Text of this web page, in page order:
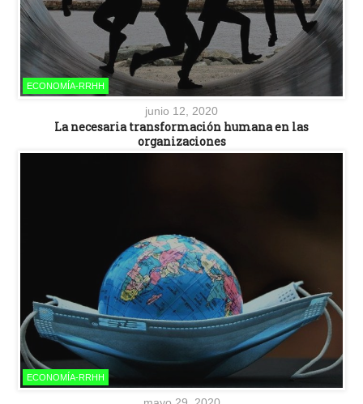
ECONOMÍA-RRHH
junio 12, 2020
La necesaria transformación humana en las
organizaciones
ECONOMÍA-RRHH